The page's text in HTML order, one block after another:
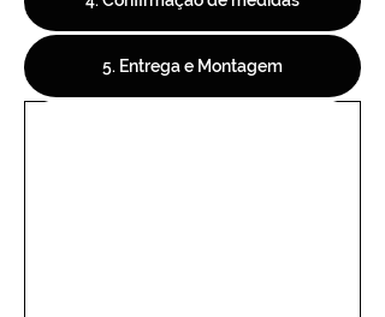
5. Entrega e Montagem